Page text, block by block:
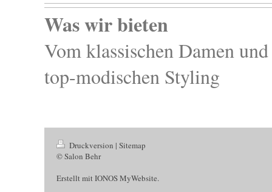
Was wir bieten
Vom klassischen Damen
top-modischen Styling
Druckversion | Sitemap
© Salon Behr
Erstellt mitIONOS MyWebsite.